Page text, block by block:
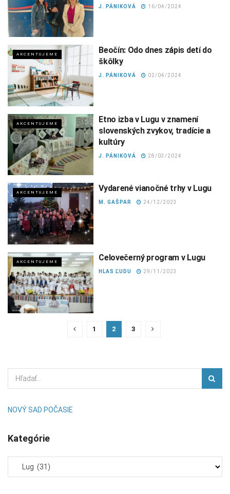
J. PÁNIKOVÁ 16/04/2024
AKCENTUJEME
Beočín: Odo dnes zápis detí do
škôlky
J. PÁNIKOVÁ 02/04/2024
AKCENTUJEME
Etno izba v Lugu v znamení
slovenských zvykov, tradície a
kultúry
J. PÁNIKOVÁ 28/03/2024
AKCENTUJEME Vydarené vianočné trhy v Lugu
M. GAŠPAR 24/12/2023
AKCENTUJEME Celovečerný program v Lugu
HLAS ĽUDU 29/11/2023
1 2 3
NOVÝ SAD POČASIE
Kategórie
Kategórie